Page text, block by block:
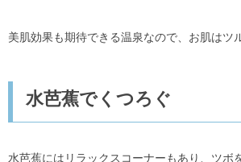
美肌効果も期待できる温泉なので、お肌はツ
水芭蕉でくつろぐ
水芭蕉にはリラックスコーナーもあり、ツボ